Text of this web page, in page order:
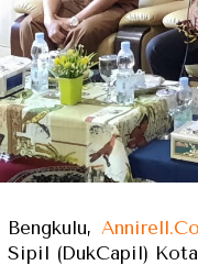
Bengkulu,
Sipil (DukCapil)